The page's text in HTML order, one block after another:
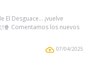
El Desguace... ¡vuelve
Comentamos los nuevos
07/04/2025